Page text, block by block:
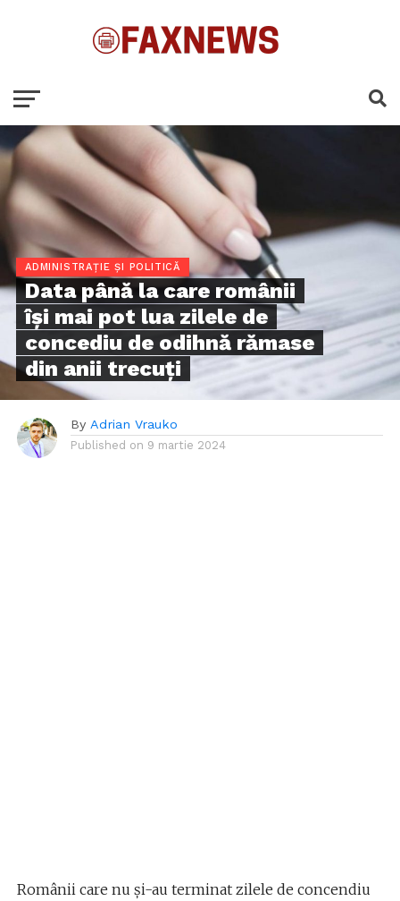
ADMINISTRAȚIE ȘI POLITICĂ
Data până la care românii
îşi mai pot lua zilele de
concediu de odihnă rămase
din anii trecuţi
By Adrian Vrauko
Published on 9 martie 2024
Românii care nu şi-au terminat zilele de concendiu